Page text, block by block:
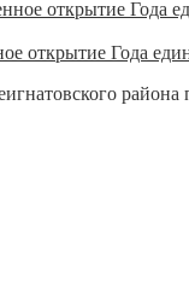
открытие Года